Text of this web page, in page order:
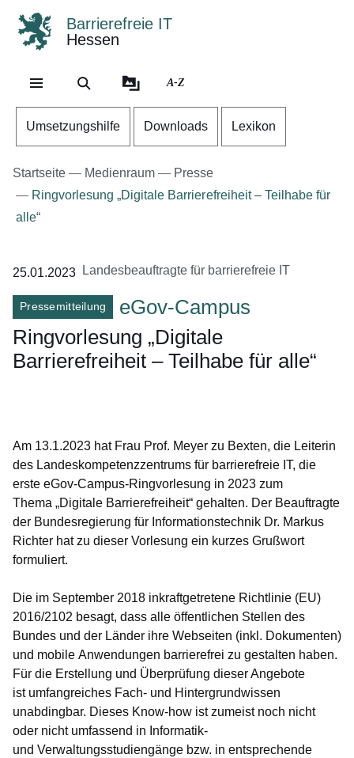
Barrierefreie IT
Hessen
A-Z
Umsetzungshilfe Downloads Lexikon
Startseite Medienraum
Presse
Ringvorlesung „Digitale Barrierefreiheit – Teilhabe für
alle“
25.01.2023 Landesbeauftragte für barrierefreie IT
Pressemitteilung
eGov-Campus
Ringvorlesung „Digitale
Barrierefreiheit – Teilhabe für alle“
Am 13.1.2023 hat Frau Prof. Meyer zu Bexten, die Leiterin
des Landeskompetenzzentrums für barrierefreie IT, die
erste eGov-Campus-Ringvorlesung in 2023 zum
Thema „Digitale Barrierefreiheit“ gehalten. Der Beauftragte
der Bundesregierung für Informationstechnik Dr. Markus
Richter hat zu dieser Vorlesung ein kurzes Grußwort
formuliert.
Die im September 2018 inkraftgetretene Richtlinie (EU)
2016/2102 besagt, dass alle öffentlichen Stellen des
Bundes und der Länder ihre Webseiten (inkl. Dokumenten)
und mobile Anwendungen barrierefrei zu gestalten haben.
Für die Erstellung und Überprüfung dieser Angebote
ist umfangreiches Fach- und Hintergrundwissen
unabdingbar. Dieses Know-how ist zumeist noch nicht
oder nicht umfassend in Informatik-
und Verwaltungsstudiengänge bzw. in entsprechende